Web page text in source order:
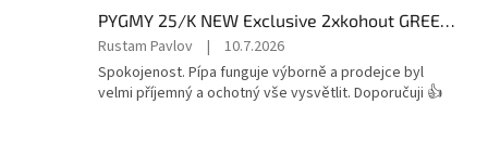
hvězdiček.
PYGMY 25/K NEW Exclusive 2xkohout GREEN LINE komplet bez naražečů
Hodnocení
produktu
je
Rustam Pavlov |
10.7.2026
Spokojenost. Pípa funguje výborně a prodejce byl
velmi příjemný a ochotný vše vysvětlit. Doporučuji 👍